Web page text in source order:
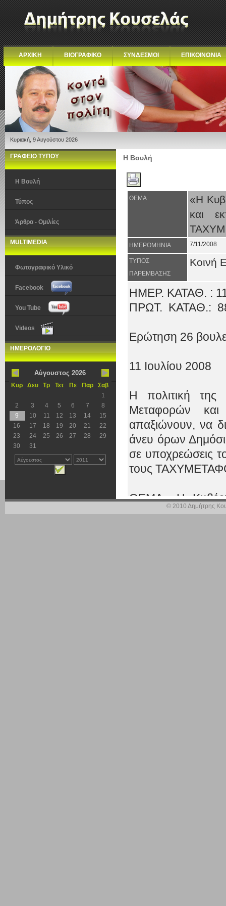
ΑΡΧΙΚΗ ΒΙΟΓΡΑΦΙΚΟ ΣΥΝΔΕΣΜΟΙ ΕΠΙΚΟΙΝΩΝΙΑ
Κυριακή, 9 Αυγούστου 2026
ΓΡΑΦΕΙΟ ΤΥΠΟΥ
Η Βουλή
Τύπος
Άρθρα - Ομιλίες
MULTIMEDIA
Φωτογραφικό Υλικό
Facebook
You Tube
Videos
ΗΜΕΡΟΛΟΓΙΟ
Αύγουστος 2026
Κυρ Δευ Τρ Τετ Πε Παρ
Σαβ
1
2
3 4 5 6 7
8
9
10 11 12 13 14
15
16
17 18 19 20 21
22
23
24 25 26 27 28
29
30
31
Η Βουλή
ΘΕΜΑ
«Η
και
ΗΜΕΡΟΜΗΝΙΑ 7/11/2008
ΤΥΠΟΣ
ΠΑΡΕΜΒΑΣΗΣ
Κοινή
ΗΜΕΡ. ΚΑΤΑΘ. :
ΠΡΩΤ. ΚΑΤΑΘ.:
Ερώτηση 26
11 Ιουλίου 2008
Η πολιτική
Μεταφορών
απαξιώνουν, να
άνευ όρων
σε υποχρεώσεις
τους
ΘΕΜΑ «Η
διάλυση και
© 2010 Δημήτρης